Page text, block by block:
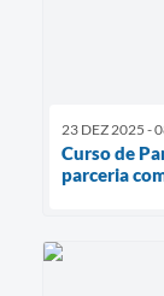
23 DEZ 2025 -
Curso de
parceria